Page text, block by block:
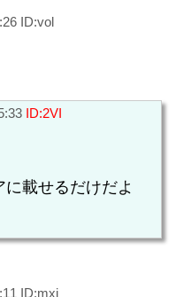
ID:vol
ID:2VI
載せるだけだよ
ID:mxi